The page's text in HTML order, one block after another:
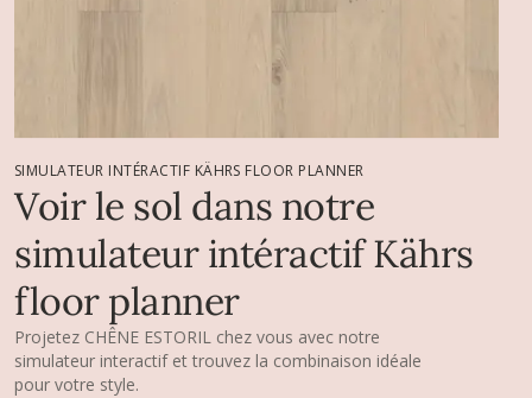
SIMULATEUR INTÉRACTIF KÄHRS FLOOR PLANNER
Voir le sol dans notre
simulateur intéractif Kährs
floor planner
Projetez CHÊNE ESTORIL chez vous avec notre
simulateur interactif et trouvez la combinaison idéale
pour votre style.